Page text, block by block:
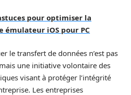
pour optimiser la
émulateur iOS pour PC
le transfert de données n’est pas
une initiative volontaire des
visant à protéger l’intégrité
Les entreprises